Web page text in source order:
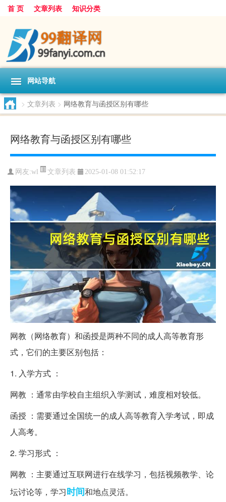
首 页 文章列表 知识分类
网站导航
> 文章列表 > 网络教育与函授区别有哪些
网络教育与函授区别有哪些
网友:wl 文章列表 2025-01-08 01:52:17
网教（网络教育）和函授是两种不同的成人高等教育形
式，它们的主要区别包括：
1. 入学方式 ：
网教 ：通常由学校自主组织入学测试，难度相对较低。
函授 ：需要通过全国统一的成人高等教育入学考试，即成
人高考。
2. 学习形式 ：
网教 ：主要通过互联网进行在线学习，包括视频教学、论
坛讨论等，学习时间和地点灵活。